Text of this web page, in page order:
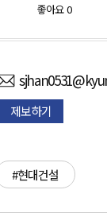
좋아요 0
제보하기
#현대건설